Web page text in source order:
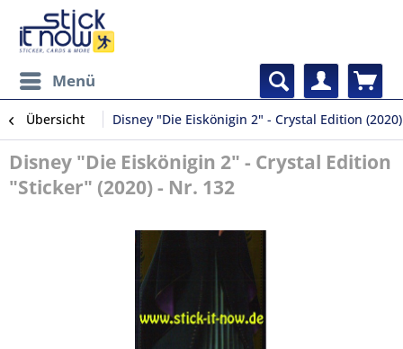
Menü
Übersicht Disney "Die Eiskönigin 2" - Crystal Edition (2020)
Disney "Die Eiskönigin 2" - Crystal Edition
"Sticker" (2020) - Nr. 132